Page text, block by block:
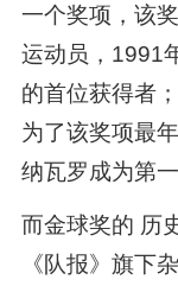
一个奖项，该
运动员，1991
的首位获得者
为了该奖项最
纳瓦罗成为第
而金球奖的 历
《队报》旗下